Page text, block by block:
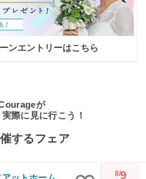
ンエントリーはこちら
が
際に見に行こう！
するフェア
8/9